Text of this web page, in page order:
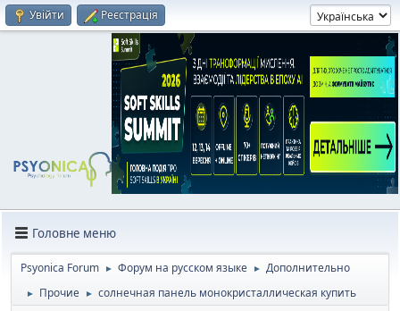
Увійти Реєстрація
Головне меню
Psyonica Forum ► Форум на русском языке ► Дополнительно
► Прочие ► солнечная панель монокристаллическая купить